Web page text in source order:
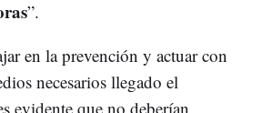
”.
en la prevención y actuar con
necesarios llegado el
evidente que no deberían